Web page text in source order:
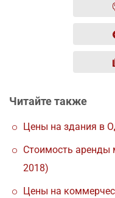
Читайте также
Цены на здания в
Стоимость аренды
2018)
Цены на